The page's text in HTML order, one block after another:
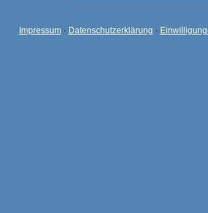
Impressum· Datenschutzerklärung ·